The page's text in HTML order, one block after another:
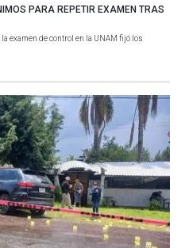
PARA REPETIR EXAMEN TRAS
examen de control en la UNAM fijó los